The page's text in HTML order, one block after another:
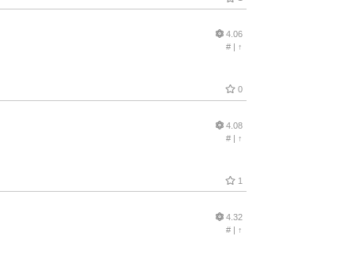
4.06
#| ↑
0
4.08
#| ↑
1
4.32
#| ↑